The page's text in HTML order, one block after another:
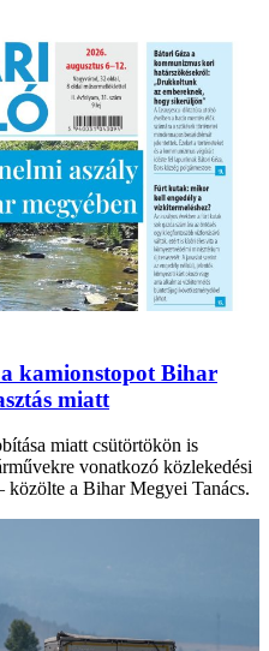
kamionstopot Bihar
miatt
miatt csütörtökön is
vonatkozó közlekedési
a Bihar Megyei Tanács.